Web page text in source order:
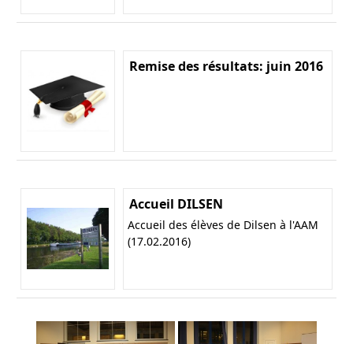
Remise des résultats: juin 2016
Accueil DILSEN
Accueil des élèves de Dilsen à l'AAM
(17.02.2016)